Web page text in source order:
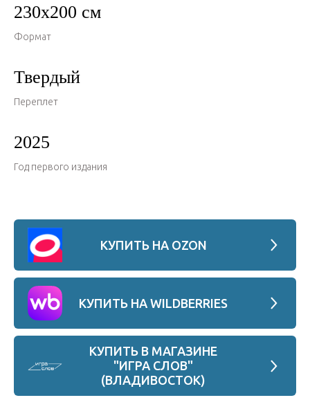
230х200 см
Формат
Твердый
Переплет
2025
Год первого издания
КУПИТЬ НА OZON
КУПИТЬ НА WILDBERRIES
КУПИТЬ В МАГАЗИНЕ
"ИГРА СЛОВ"
(ВЛАДИВОСТОК)